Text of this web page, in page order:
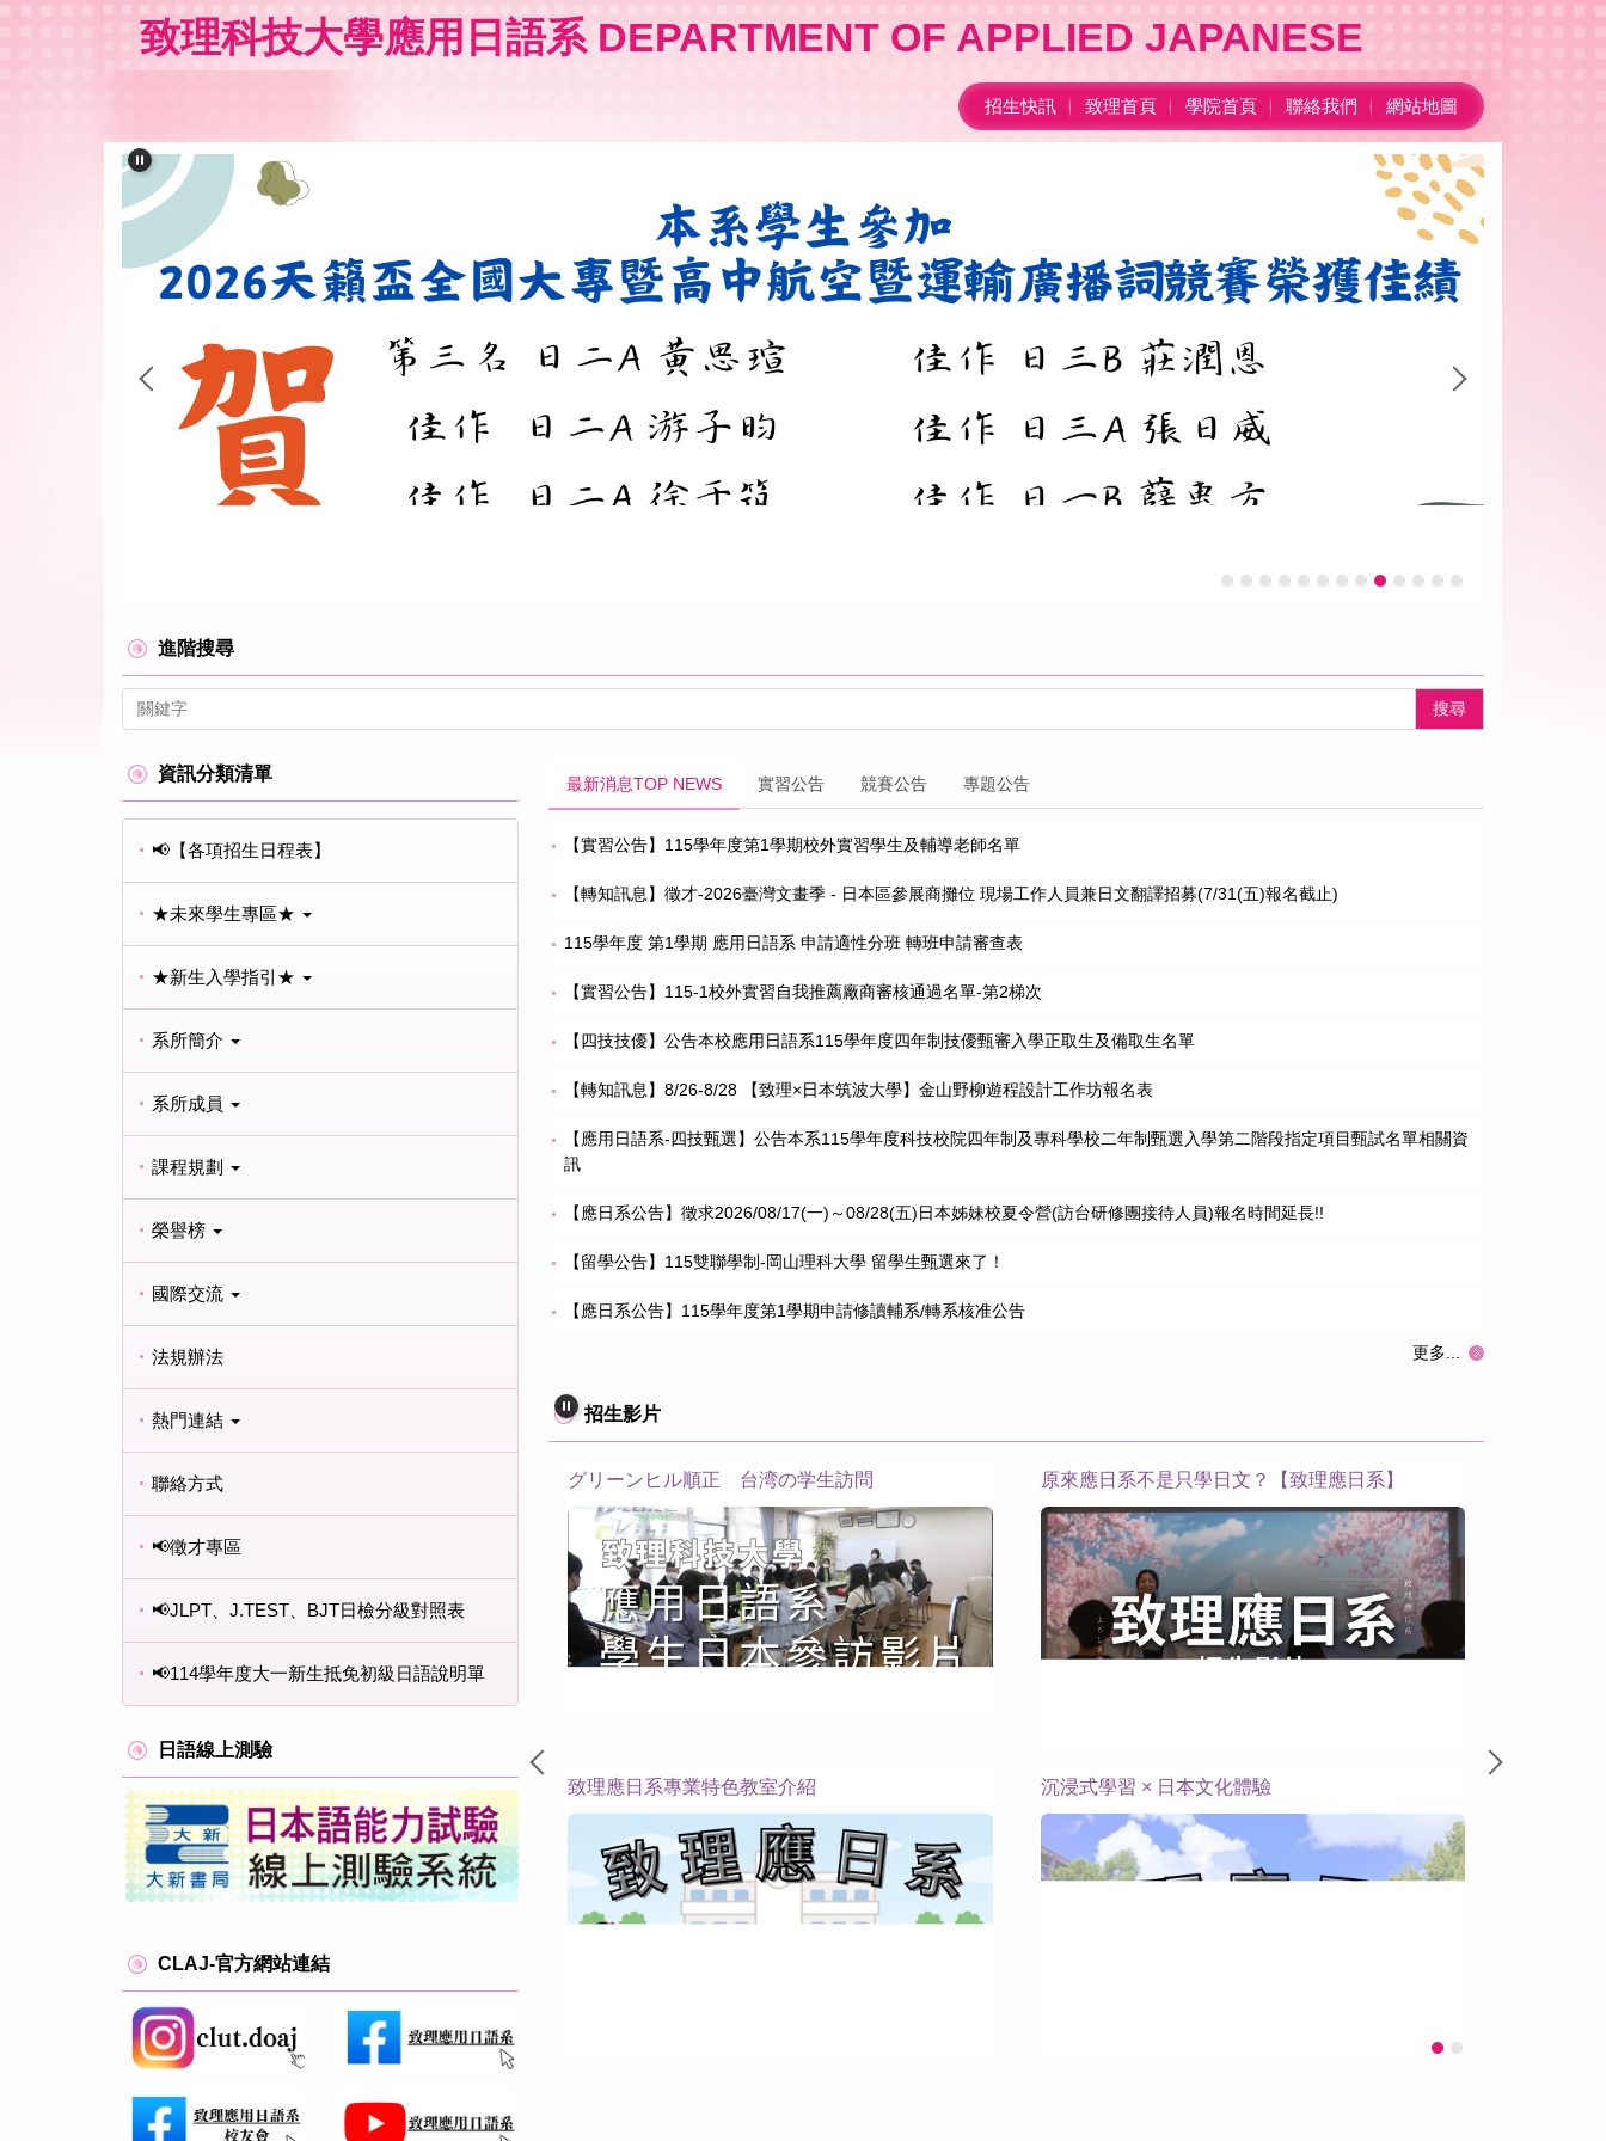
致理科技大學應用日語系 DEPARTMENT OF APPLIED JAPANESE
招生快訊 致理首頁 學院首頁 聯絡我們 網站地圖
進階搜尋
搜尋
資訊分類清單
📢【各項招生日程表】
★未來學生專區★
★新生入學指引★
系所簡介
系所成員
課程規劃
榮譽榜
國際交流
法規辦法
熱門連結
聯絡方式
📢徵才專區
📢JLPT、J.TEST、BJT日檢分級對照表
📢114學年度大一新生抵免初級日語說明單
日語線上測驗
CLAJ-官方網站連結
最新消息TOP NEWS 實習公告 競賽公告 專題公告
【實習公告】115學年度第1學期校外實習學生及輔導老師名單
【轉知訊息】徵才-2026臺灣文畫季 - 日本區參展商攤位 現場工作人員兼日文翻譯招募(7/31(五)報名截止)
115學年度 第1學期 應用日語系 申請適性分班 轉班申請審查表
【實習公告】115-1校外實習自我推薦廠商審核通過名單-第2梯次
【四技技優】公告本校應用日語系115學年度四年制技優甄審入學正取生及備取生名單
【轉知訊息】8/26-8/28 【致理×日本筑波大學】金山野柳遊程設計工作坊報名表
【應用日語系-四技甄選】公告本系115學年度科技校院四年制及專科學校二年制甄選入學第二階段指定項目甄試名單相關資
訊
【應日系公告】徵求2026/08/17(一)～08/28(五)日本姊妹校夏令營(訪台研修團接待人員)報名時間延長!!
【留學公告】115雙聯學制-岡山理科大學 留學生甄選來了！
【應日系公告】115學年度第1學期申請修讀輔系/轉系核准公告
更多...
招生影片
原來應日系不是只學日文？【致理應日系】
沉浸式學習 × 日本文化體驗
系主任快問快答 豆知識介紹(花生篇)